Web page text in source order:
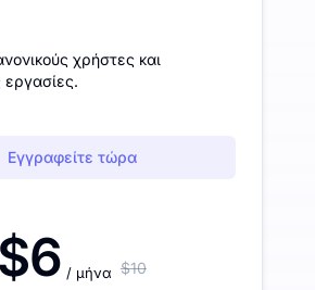
χρήστες και
εργασίες.
Εγγραφείτε τώρα
$6 / μήνα $10